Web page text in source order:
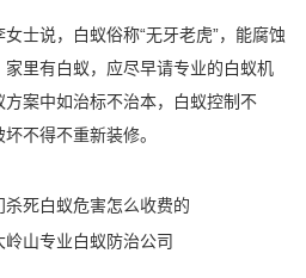
士说，白蚁俗称“无牙老虎”，能腐蚀
里有白蚁，应尽早请专业的白蚁机
案中如治标不治本，白蚁控制不
不得不重新装修。
死白蚁危害怎么收费的
山专业白蚁防治公司